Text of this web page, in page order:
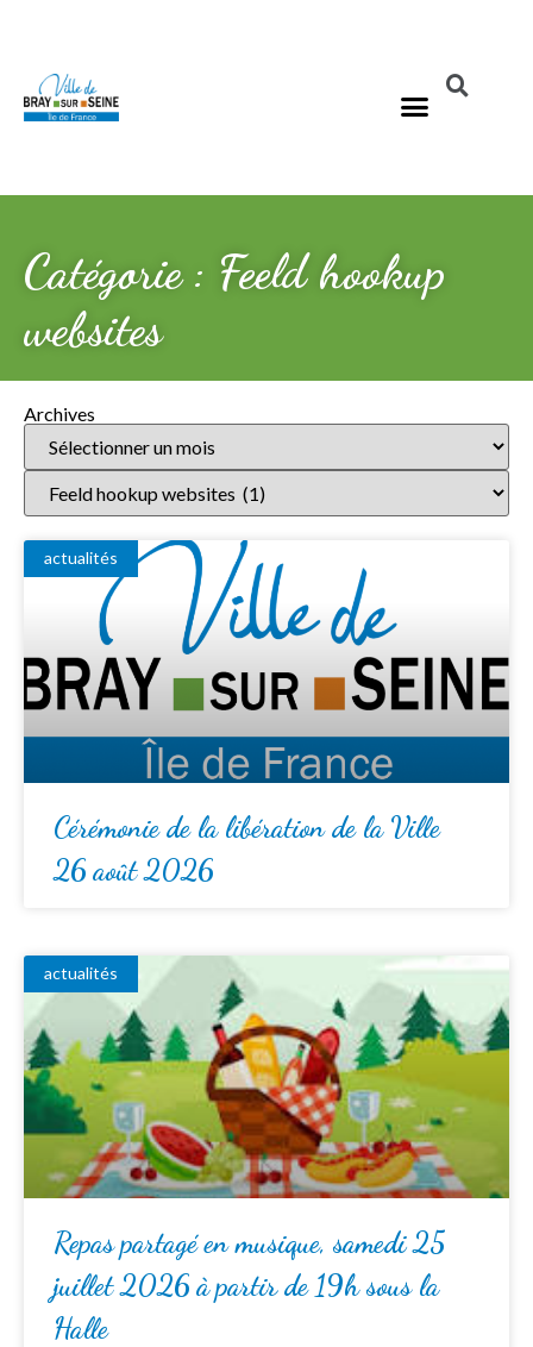
Catégorie : Feeld hookup
websites
Archives
actualités
Cérémonie de la libération de la Ville
26 août 2026
actualités
Repas partagé en musique, samedi 25
juillet 2026 à partir de 19h sous la
Halle